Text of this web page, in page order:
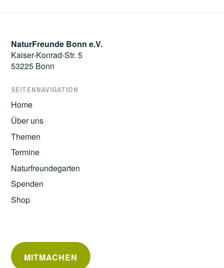
NaturFreunde Bonn e.V.
Kaiser-Konrad-Str. 5
53225 Bonn
SEITENNAVIGATION
Home
Über uns
Themen
Termine
Naturfreundegarten
Spenden
Shop
MITMACHEN